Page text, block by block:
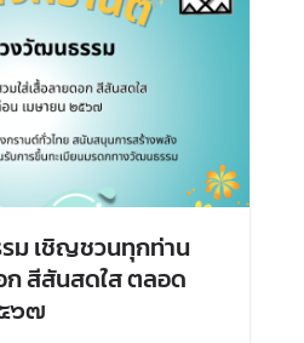
ม เชิญชวนทุกท่าน
ก สีสันสดใส ตลอด
๖๗